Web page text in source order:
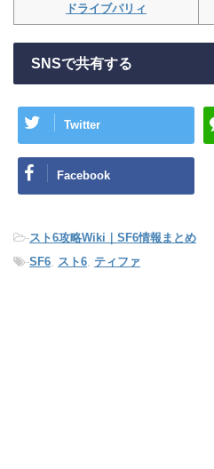
ドライブパリィ
SNSで共有する
Twitter
Facebook
-スト6攻略Wiki｜SF6情報まとめ
-SF6 スト6 ティファ